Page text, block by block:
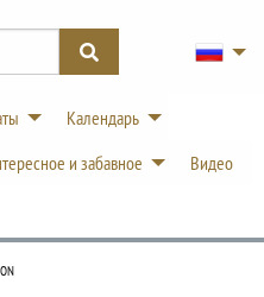
Календарь
и забавное
Видео